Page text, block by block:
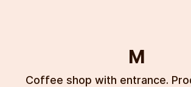
М
Coffee shop with entrance.